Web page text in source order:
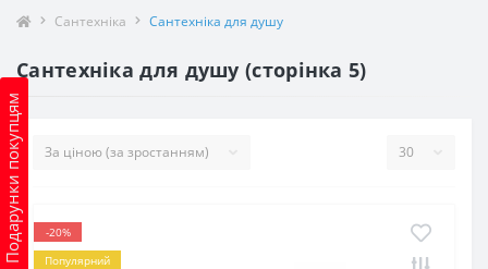
Подарунки покупцям
Сантехніка Сантехніка для душу
Сантехніка для душу (сторінка 5)
-20%
Популярний